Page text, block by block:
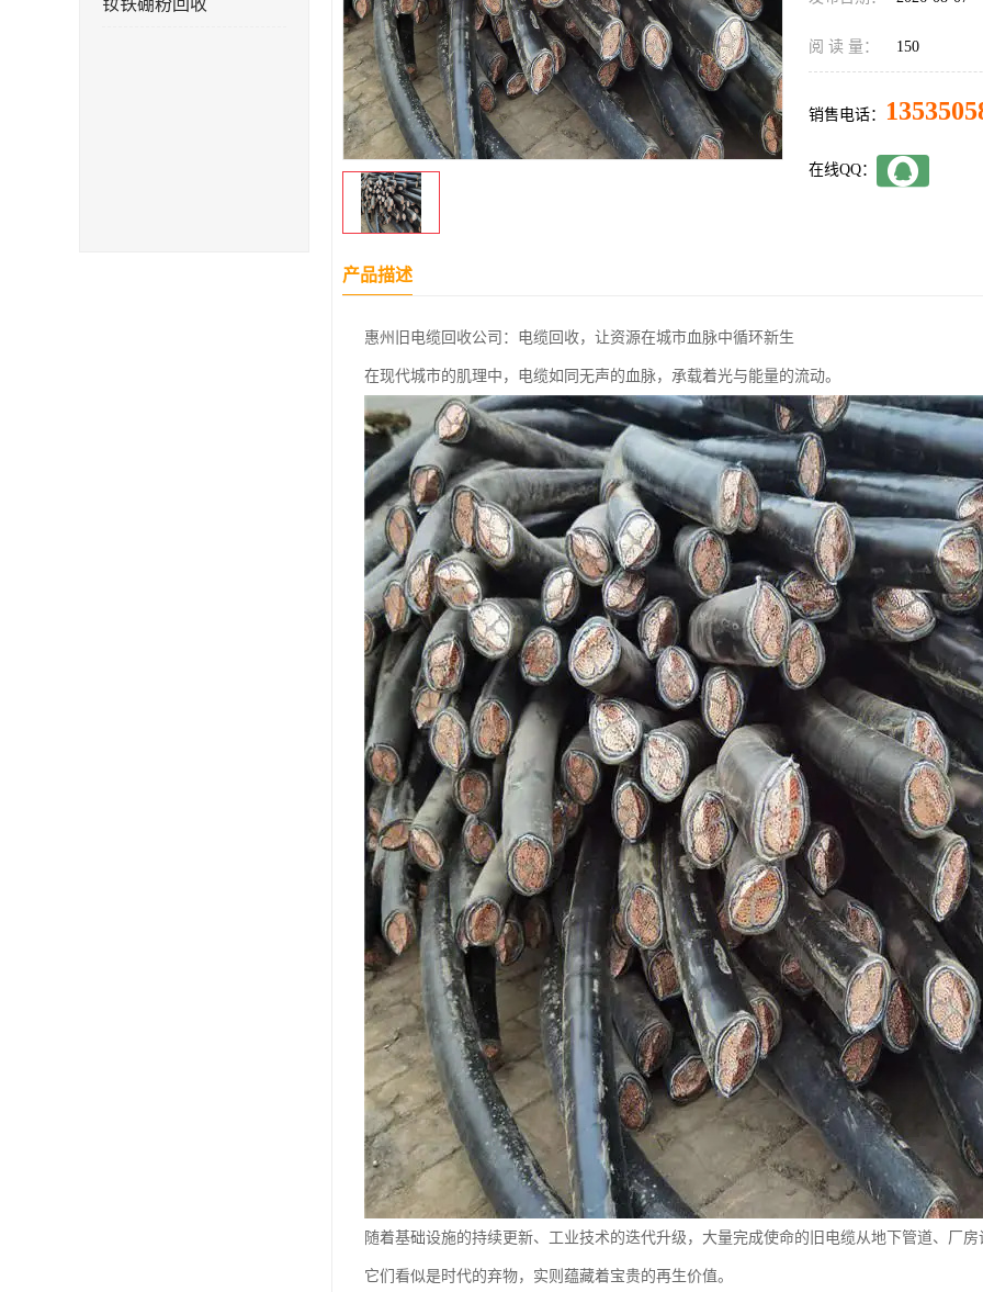
钕铁硼粉回收
阅 读 量： 150
销售电话：
在线QQ：
产品描述
惠州旧电缆回收公司：电缆回收，让资源在城市血脉中循环新生
在现代城市的肌理中，电缆如同无声的血脉，承载着光与能量的流动。
随着基础设施的持续更新、工业技术的迭代升级，大量完成使命的旧电缆从地下管道、厂
它们看似是时代的弃物，实则蕴藏着宝贵的再生价值。